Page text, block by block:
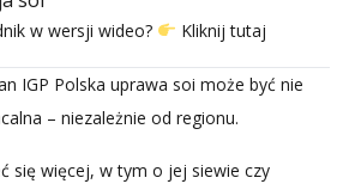
w wersji wideo? Kliknij tutaj
IGP Polska uprawa soi może być nie
– niezależnie od regionu.
się więcej, w tym o jej siewie czy